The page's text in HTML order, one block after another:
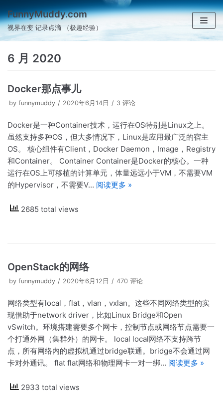
跳
至
正
FunnyMuddy.com
视界在变 记录点滴 （极趣经验）
6 月 2020
Docker那点事儿
by funnymuddy 2020年6月14日 3 评论
Docker是一种Container技术，运行在OS特别是Linux之上。
虽然支持多种OS，但大多情况下，Linux是应用最广泛的宿主
OS。 核心组件有Client，Docker Daemon，Image，Registry
和Container。 Container Container是Docker的核心。一种
运行在OS上可移植的计算单元，体量远远小于VM，不需要VM
的Hypervisor，不需要V… 阅读更多 »
2685 total views
OpenStack的网络
by funnymuddy 2020年6月12日 470 评论
网络类型有local，flat，vlan，vxlan。这些不同网络类型的实
现借助于network driver，比如Linux Bridge和Open
vSwitch。环境搭建需要多个网卡，控制节点或网络节点需要一
个打通外网（集群外）的网卡。 local local网络不支持跨节
点，所有网络内的虚拟机通过bridge联通。bridge不会通过网
卡对外通讯。 flat flat网络和物理网卡一对一绑… 阅读更多 »
2933 total views